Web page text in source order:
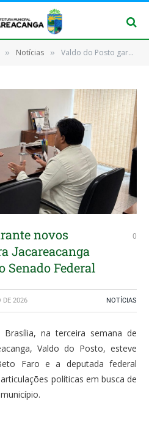
» Notícias » Valdo do Posto garante novos investimentos para Jacareacanga durante agenda no Senado Federal
novos
Jacareacanga
Senado Federal
0
DE 2026 NOTÍCIAS
na terceira semana de
Valdo do Posto, esteve
Faro e a deputada federal
políticas em busca de